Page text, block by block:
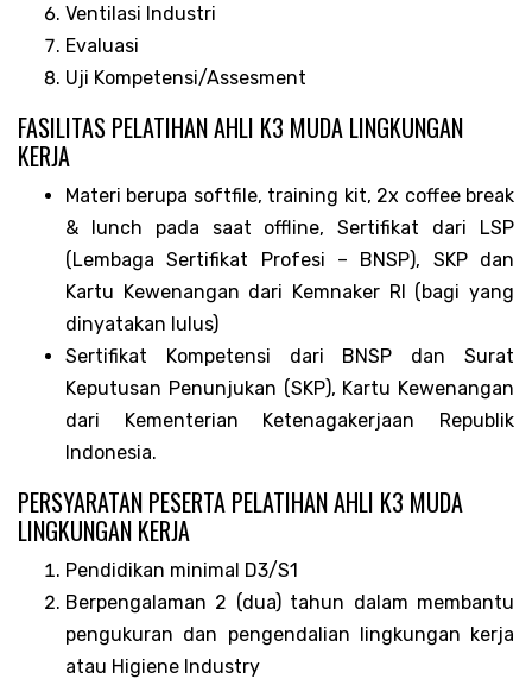
Ventilasi Industri
Evaluasi
Uji Kompetensi/Assesment
FASILITAS PELATIHAN AHLI K3 MUDA LINGKUNGAN
KERJA
Materi berupa softfile, training kit, 2x coffee break
& lunch pada saat offline, Sertifikat dari LSP
(Lembaga Sertifikat Profesi – BNSP), SKP dan
Kartu Kewenangan dari Kemnaker RI (bagi yang
dinyatakan lulus)
Sertifikat Kompetensi dari BNSP dan Surat
Keputusan Penunjukan (SKP), Kartu Kewenangan
dari Kementerian Ketenagakerjaan Republik
Indonesia.
PERSYARATAN PESERTA PELATIHAN AHLI K3 MUDA
LINGKUNGAN KERJA
Pendidikan minimal D3/S1
Berpengalaman 2 (dua) tahun dalam membantu
pengukuran dan pengendalian lingkungan kerja
atau Higiene Industry